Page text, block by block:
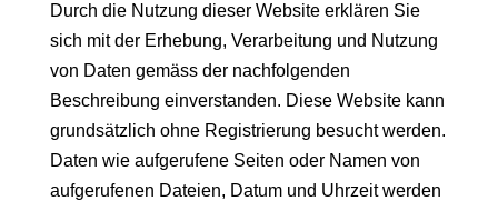
Durch die Nutzung dieser Website erklären Sie
sich mit der Erhebung, Verarbeitung und Nutzung
von Daten gemäss der nachfolgenden
Beschreibung einverstanden. Diese Website kann
grundsätzlich ohne Registrierung besucht werden.
Daten wie aufgerufene Seiten oder Namen von
aufgerufenen Dateien, Datum und Uhrzeit werden